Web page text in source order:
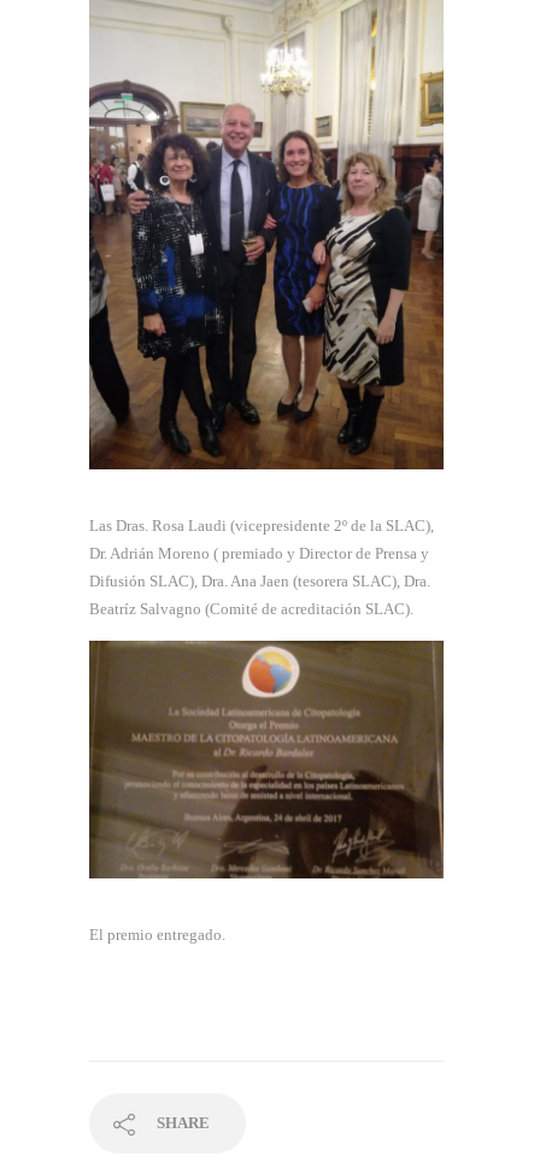
Las Dras. Rosa Laudi (vicepresidente 2º de la SLAC),
Dr. Adrián Moreno ( premiado y Director de Prensa y
Difusión SLAC), Dra. Ana Jaen (tesorera SLAC), Dra.
Beatríz Salvagno (Comité de acreditación SLAC).
El premio entregado.
SHARE